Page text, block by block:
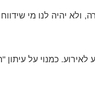
יהיה לנו מי
כמנוי על עיתון